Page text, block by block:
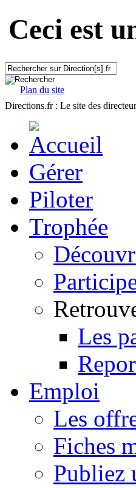
Ceci est
Plan du site
Directions.fr : Le site des
Gérer
Piloter
Trophée
Les
Emploi
Les
Fiches
Publiez